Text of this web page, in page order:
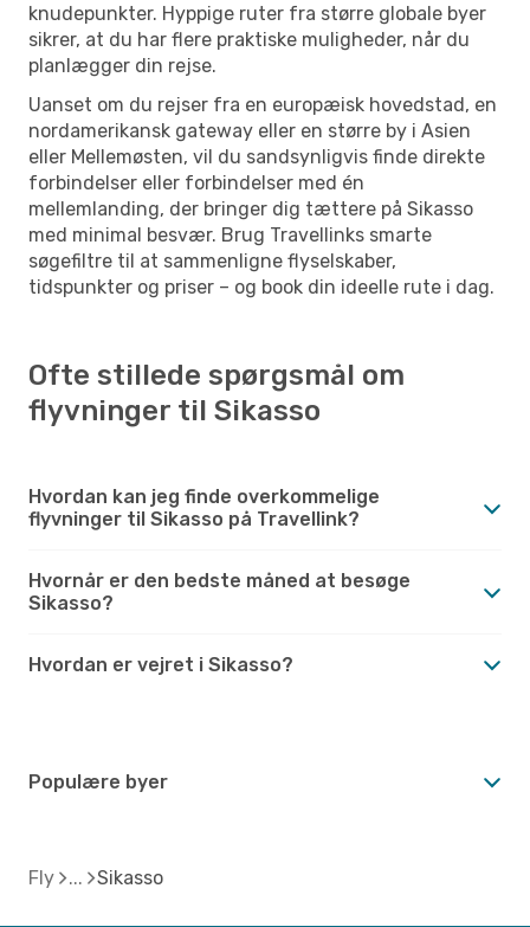
knudepunkter. Hyppige ruter fra større globale byer
sikrer, at du har flere praktiske muligheder, når du
planlægger din rejse.
Uanset om du rejser fra en europæisk hovedstad, en
nordamerikansk gateway eller en større by i Asien
eller Mellemøsten, vil du sandsynligvis finde direkte
forbindelser eller forbindelser med én
mellemlanding, der bringer dig tættere på Sikasso
med minimal besvær. Brug Travellinks smarte
søgefiltre til at sammenligne flyselskaber,
tidspunkter og priser – og book din ideelle rute i dag.
Ofte stillede spørgsmål om
flyvninger til Sikasso
Hvordan kan jeg finde overkommelige
flyvninger til Sikasso på Travellink?
Hvornår er den bedste måned at besøge
Sikasso?
Hvordan er vejret i Sikasso?
Populære byer
Fly Sikasso